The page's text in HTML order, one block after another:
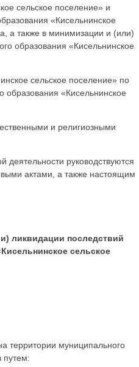
сельское поселение» и
«Кисельнинское
а также в минимизации и (или)
образования «Кисельнинское
сельское поселение» по
образования «Кисельнинское
и религиозными
деятельности руководствуются
актами, а также настоящим
ликвидации последствий
сельское
территории муниципального
путем: